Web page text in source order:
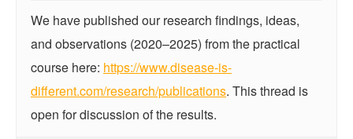
We have published our research findings, ideas,
and observations (2020–2025) from the practical
course here: https://www.disease-is-
different.com/research/publications. This thread is
open for discussion of the results.